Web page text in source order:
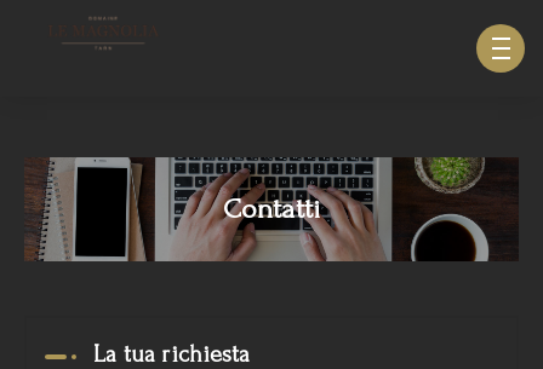
Contatti
La tua richiesta